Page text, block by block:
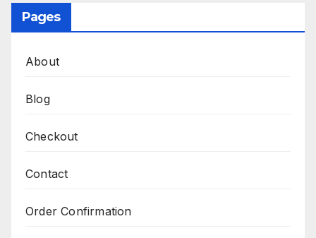
Pages
About
Blog
Checkout
Contact
Order Confirmation